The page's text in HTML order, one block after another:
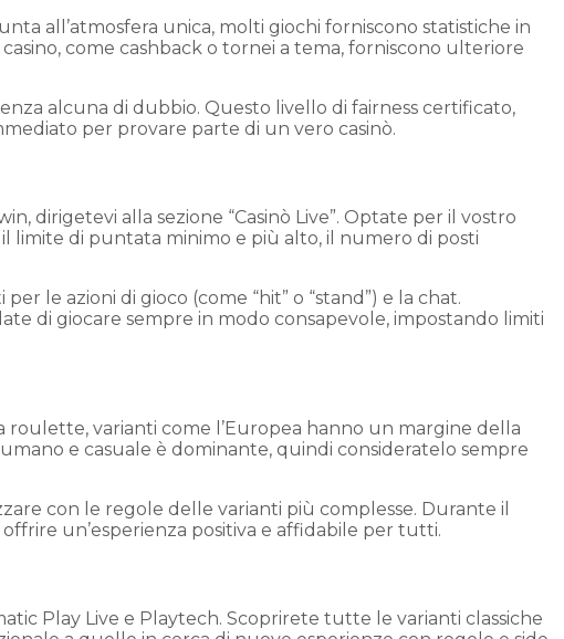
all’atmosfera unica, molti giochi forniscono statistiche in
come cashback o tornei a tema, forniscono ulteriore
alcuna di dubbio. Questo livello di fairness certificato,
per provare parte di un vero casinò.
dirigetevi alla sezione “Casinò Live”. Optate per il vostro
limite di puntata minimo e più alto, il numero di posti
le azioni di gioco (come “hit” o “stand”) e la chat.
di giocare sempre in modo consapevole, impostando limiti
roulette, varianti come l’Europea hanno un margine della
e casuale è dominante, quindi consideratelo sempre
con le regole delle varianti più complesse. Durante il
un’esperienza positiva e affidabile per tutti.
Play Live e Playtech. Scoprirete tutte le varianti classiche